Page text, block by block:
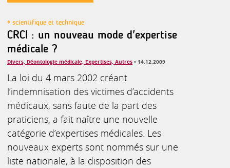
scientifique et technique
CRCI : un nouveau mode d'expertise
médicale ?
Divers, Déontologie médicale, Expertises, Autres • 14.12.2009
La loi du 4 mars 2002 créant
l’indemnisation des victimes d’accidents
médicaux, sans faute de la part des
praticiens, a fait naître une nouvelle
catégorie d’expertises médicales. Les
nouveaux experts sont nommés sur une
liste nationale, à la disposition des